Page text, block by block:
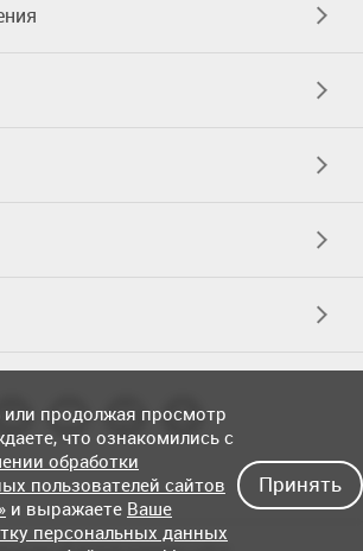
продолжая просмотр
что ознакомились с
обработки
пользователей сайтов
и выражаете Ваше
персональных данных
Принять